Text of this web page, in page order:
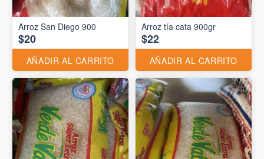
Arroz San Diego 900
$20
AÑADIR AL CARRITO
Arroz tía cata 900gr
$22
AÑADIR AL CARRITO